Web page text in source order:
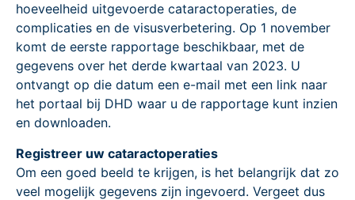
hoeveelheid uitgevoerde cataractoperaties, de
complicaties en de visusverbetering. Op 1 november
komt de eerste rapportage beschikbaar, met de
gegevens over het derde kwartaal van 2023. U
ontvangt op die datum een e-mail met een link naar
het portaal bij DHD waar u de rapportage kunt inzien
en downloaden.
Registreer uw cataractoperaties
Om een goed beeld te krijgen, is het belangrijk dat zo
veel mogelijk gegevens zijn ingevoerd. Vergeet dus